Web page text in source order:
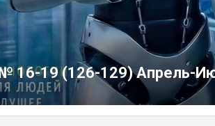
№ 16-19 (126-129) Апрель-